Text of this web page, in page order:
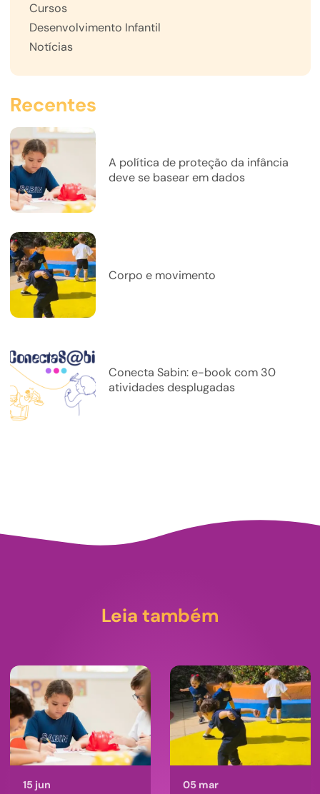
Cursos
Desenvolvimento Infantil
Notícias
Recentes
A política de proteção da infância
deve se basear em dados
Corpo e movimento
Conecta Sabin: e-book com 30
atividades desplugadas
Leia também
15 jun
05 mar